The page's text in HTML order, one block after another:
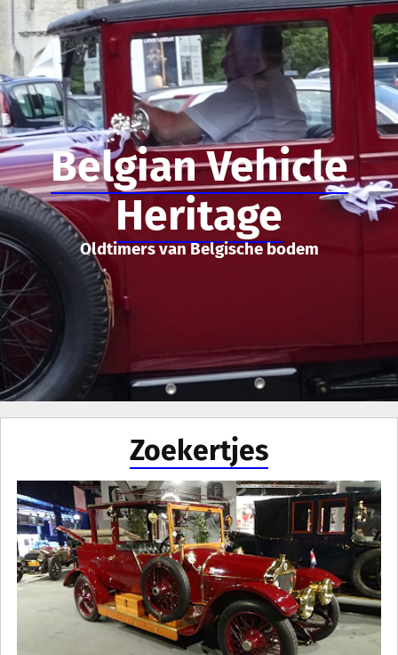
Belgian Vehicle
Heritage
Oldtimers van Belgische bodem
Zoekertjes